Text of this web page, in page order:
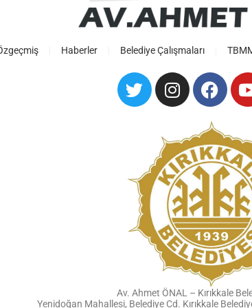
Haberler Belediye Çalışmaları
Av. Ahmet ÖNAL – Kırıkkale
Yenidoğan Mahallesi, Belediye Cd. Kırıkkale